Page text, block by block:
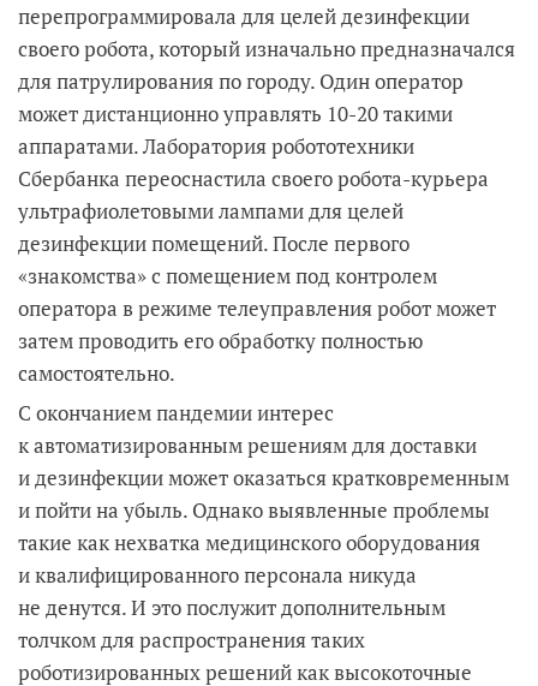
перепрограммировала для целей дезинфекции
своего робота, который изначально предназначался
для патрулирования по городу. Один оператор
может дистанционно управлять 10-20 такими
аппаратами. Лаборатория робототехники
Сбербанка переоснастила своего робота-курьера
ультрафиолетовыми лампами для целей
дезинфекции помещений. После первого
«знакомства» с помещением под контролем
оператора в режиме телеуправления робот может
затем проводить его обработку полностью
самостоятельно.
С окончанием пандемии интерес
к автоматизированным решениям для доставки
и дезинфекции может оказаться кратковременным
и пойти на убыль. Однако выявленные проблемы
такие как нехватка медицинского оборудования
и квалифицированного персонала никуда
не денутся. И это послужит дополнительным
толчком для распространения таких
роботизированных решений как высокоточные